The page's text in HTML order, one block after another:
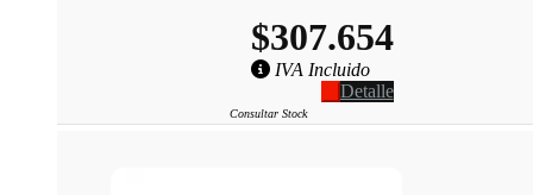
$307.654
IVA Incluido
Detalle
Consultar Stock